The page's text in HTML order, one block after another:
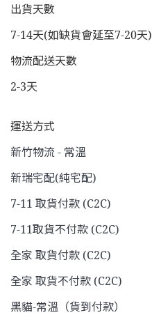
出貨天數
7-14天(如缺貨會延至7-20天)
物流配送天數
2-3天
運送方式
新竹物流 - 常溫
新瑞宅配(純宅配)
7-11 取貨付款 (C2C)
7-11取貨不付款 (C2C)
全家 取貨付款 (C2C)
全家 取貨不付款 (C2C)
黑貓-常溫（貨到付款）